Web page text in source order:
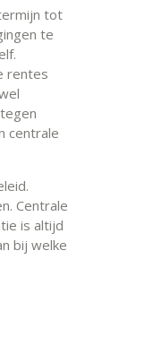
tot
te
rentes
centrale
Centrale
is altijd
bij welke